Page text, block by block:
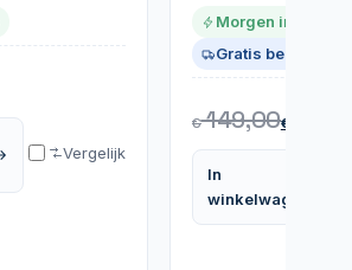
Vergelijk
Morgen in huis
Gratis bezorgd
€149,00€
In
winkelwagen